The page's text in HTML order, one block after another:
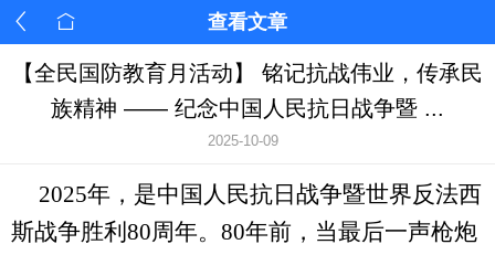
【全民国防教育月活动】 铭记抗战伟业，传承民
族精神 —— 纪念中国人民抗日战争暨 ...
2025-10-09
2025年，是中国人民抗日战争暨世界反法西
斯战争胜利80周年。80年前，当最后一声枪炮
查看文章